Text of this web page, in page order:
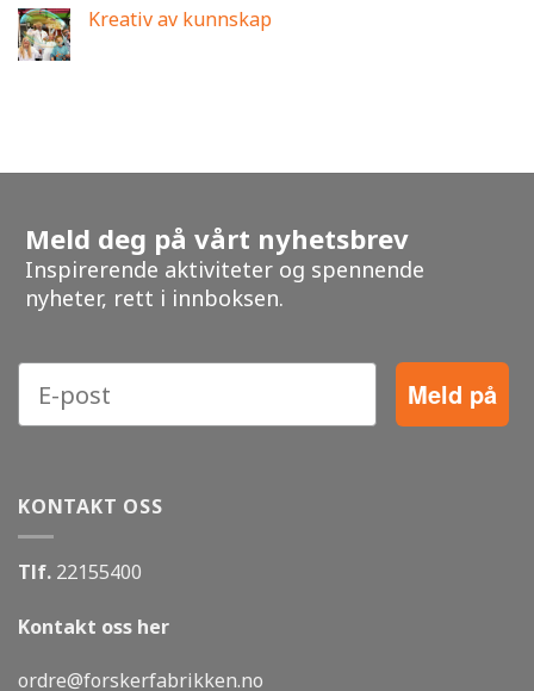
Kreativ av kunnskap
Meld deg på vårt nyhetsbrev
Inspirerende aktiviteter og spennende
nyheter, rett i innboksen.
Meld på
KONTAKT OSS
Tlf. 22155400
Kontakt oss her
ordre@forskerfabrikken.no